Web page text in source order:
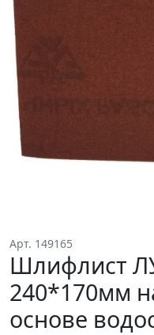
Арт. 149165
Шлифлист
240*170мм
основе